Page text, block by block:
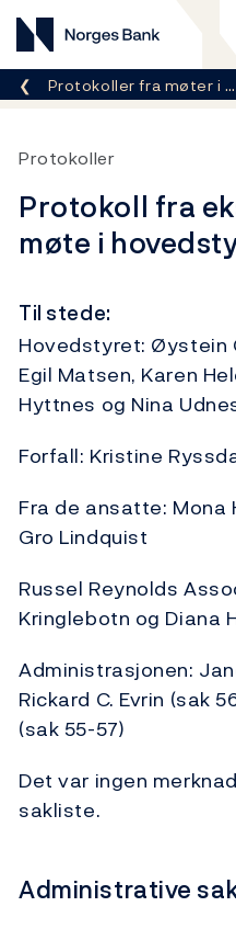
Norges Bank
Her er du nå:
Protokoller fra møter i …
Protokoller
Protokoll fra
møte i
Til stede:
Hovedstyret: Øystein
Egil Matsen, Karen
Hyttnes og Nina
Forfall: Kristine
Fra de ansatte: Mona
Gro Lindquist
Russel Reynolds
Kringlebotn og Diana
Administrasjonen:
Rickard C. Evrin (sak
(sak 55-57)
Det var ingen
sakliste.
Administrative